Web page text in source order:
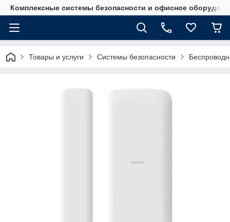
Комплексные системы безопасности и офисное
Товары и услуги Системы безопасности